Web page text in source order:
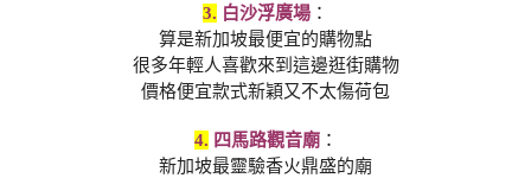
3. 白沙浮廣場 ：
算是新加坡最便宜的購物點
很多年輕人喜歡來到這邊逛街購物
價格便宜款式新穎又不太傷荷包
4. 四馬路觀音廟：
新加坡最靈驗香火鼎盛的廟